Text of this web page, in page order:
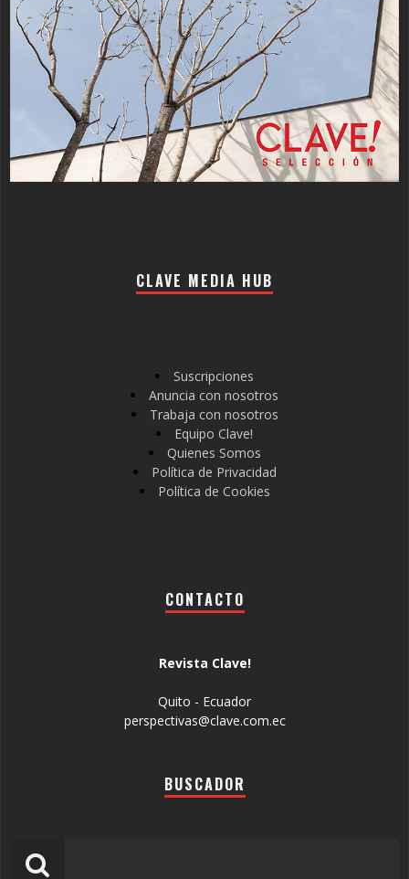
CLAVE MEDIA HUB
Suscripciones
Anuncia con nosotros
Trabaja con nosotros
Equipo Clave!
Quienes Somos
Política de Privacidad
Política de Cookies
CONTACTO
Revista Clave!
Quito - Ecuador
perspectivas@clave.com.ec
BUSCADOR